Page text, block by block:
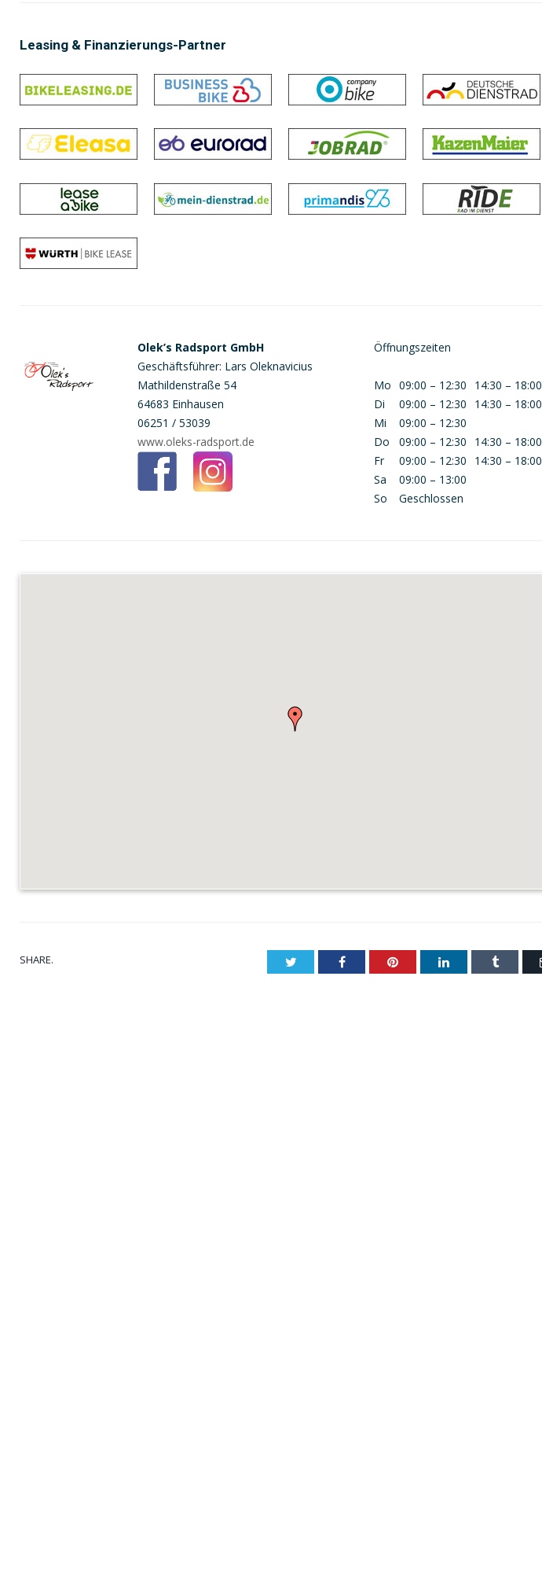
Leasing & Finanzierungs-Partner
Olek’s Radsport GmbH
Geschäftsführer: Lars Oleknavicius
Mathildenstraße 54
64683 Einhausen
06251 / 53039
www.oleks-radsport.de
Öffnungszeiten
Mo 09:00 – 12:30
14:30 – 18:00
Di
09:00 – 12:30
14:30 – 18:00
Mi
09:00 – 12:30
Do
09:00 – 12:30
14:30 – 18:00
Fr
09:00 – 12:30
14:30 – 18:00
Sa
09:00 – 13:00
So
Geschlossen
SHARE. Twitter Facebook Pinterest LinkedIn Tumblr